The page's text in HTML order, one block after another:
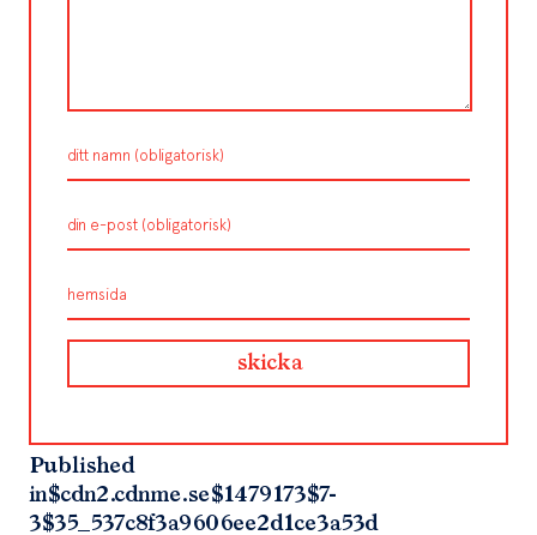
Published
in$cdn2.cdnme.se$1479173$7-
3$35_537c8f3a9606ee2d1ce3a53d